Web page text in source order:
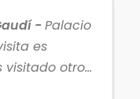
Palacio
visitado otro
Tiene